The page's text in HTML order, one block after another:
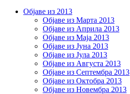
Објаве из 2013
Објаве из Марта 2013
Објаве из Априла 2013
Објаве из Маја 2013
Објаве из Јунa 2013
Објаве из Јула 2013
Објаве из Августа 2013
Објаве из Септембра 2013
Објаве из Октобра 2013
Објаве из Новембра 2013